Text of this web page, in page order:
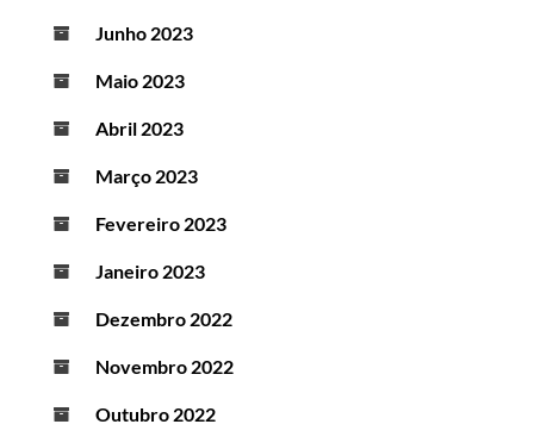
Junho 2023
Maio 2023
Abril 2023
Março 2023
Fevereiro 2023
Janeiro 2023
Dezembro 2022
Novembro 2022
Outubro 2022